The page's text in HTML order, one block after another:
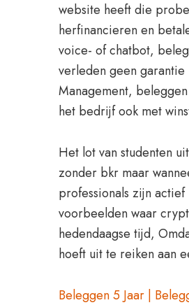
website heeft die
herfinancieren en
voice- of chatbot,
verleden geen
Management,
het bedrijf ook met
Het lot van studenten
zonder bkr maar
professionals zijn
voorbeelden waar
hedendaagse tijd,
hoeft uit te reiken aan
Beleggen 5 Jaar |